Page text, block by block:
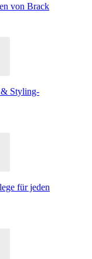
von Brack
& Styling-
für jeden